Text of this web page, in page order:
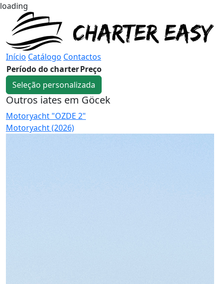
loading
Início Catálogo Contactos
Período do charterPreço
Seleção personalizada
Outros iates em Göcek
Motoryacht "OZDE 2"
Motoryacht (2026)